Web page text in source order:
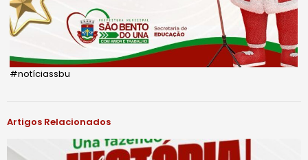
#notíciassbu
Artigos Relacionados